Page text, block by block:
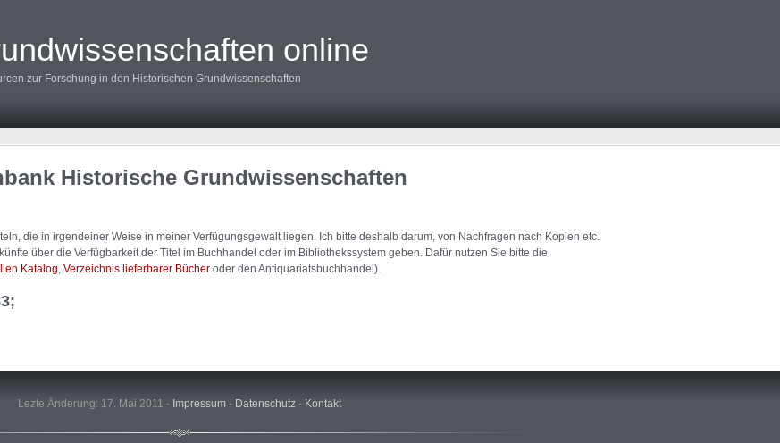
online
zur Forschung in den Historischen Grundwissenschaften
Historische Grundwissenschaften
die in irgendeiner Weise in meiner Verfügungsgewalt liegen. Ich bitte deshalb darum, von Nachfragen nach Kopien etc.
über die Verfügbarkeit der Titel im Buchhandel oder im Bibliothekssystem geben. Dafür nutzen Sie bitte die
Katalog Verzeichnis lieferbarer Bücher oder den Antiquariatsbuchhandel).
Lezte Änderung: 17. Mai 2011 - Impressum - Datenschutz - Kontakt